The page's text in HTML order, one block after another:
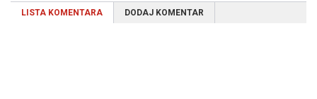
LISTA KOMENTARA DODAJ KOMENTAR